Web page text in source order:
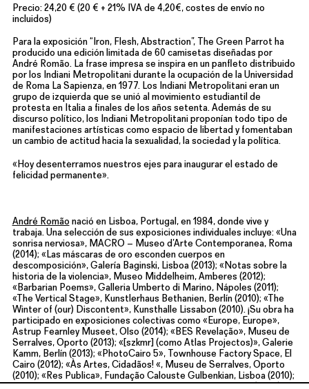
Precio: 24,20 € (20 € + 21% IVA de 4,20€, costes de envío no
incluidos)
Para la exposición “Iron, Flesh, Abstraction”, The Green Parrot ha
producido una edición limitada de 60 camisetas diseñadas por
André Romão. La frase impresa se inspira en un panfleto distribuido
por los Indiani Metropolitani durante la ocupación de la Universidad
de Roma La Sapienza, en 1977. Los Indiani Metropolitani eran un
grupo de izquierda que se unió al movimiento estudiantil de
protesta en Italia a finales de los años setenta. Además de su
discurso político, los Indiani Metropolitani proponían todo tipo de
manifestaciones artísticas como espacio de libertad y fomentaban
un cambio de actitud hacia la sexualidad, la sociedad y la política.
«Hoy desenterramos nuestros ejes para inaugurar el estado de
felicidad permanente».
André Romão nació en Lisboa, Portugal, en 1984, donde vive y
trabaja. Una selección de sus exposiciones individuales incluye: «Una
sonrisa nerviosa», MACRO – Museo d’Arte Contemporanea, Roma
(2014); «Las máscaras de oro esconden cuerpos en
descomposición», Galería Baginski, Lisboa (2013); «Notas sobre la
historia de la violencia», Museo Middelheim, Amberes (2012);
«Barbarian Poems», Galleria Umberto di Marino, Nápoles (2011);
«The Vertical Stage», Kunstlerhaus Bethanien, Berlín (2010); «The
Winter of (our) Discontent», Kunsthalle Lissabon (2010). ¡Su obra ha
participado en exposiciones colectivas como «Europe, Europe»,
Astrup Fearnley Museet, Olso (2014); «BES Revelação», Museu de
Serralves, Oporto (2013); «[szkmr] (como Atlas Projectos)», Galerie
Kamm, Berlín (2013); «PhotoCairo 5», Townhouse Factory Space, El
Cairo (2012); «Às Artes, Cidadãos! «, Museu de Serralves, Oporto
(2010); «Res Publica», Fundação Calouste Gulbenkian, Lisboa (2010);